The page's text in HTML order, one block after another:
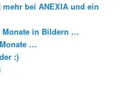
bei ANEXIA und ein
Monate in Bildern …
…
:)